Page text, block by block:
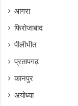
आगरा
फिरोजाबाद
पीलीभीत
प्रतापगढ़
कानपुर
अयोध्या